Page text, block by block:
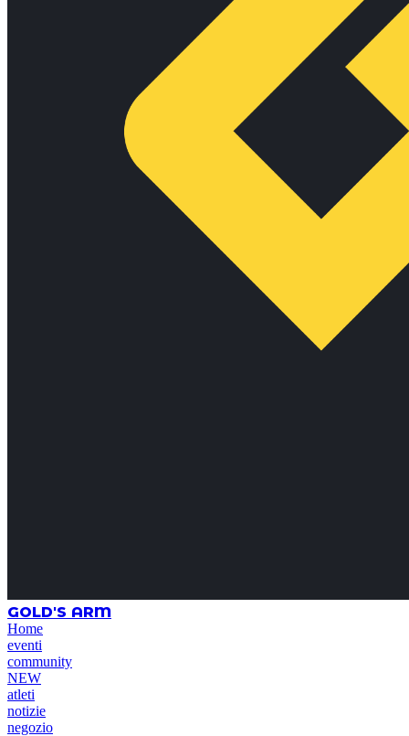
GOLD'S ARM
Home
eventi
community
NEW
atleti
notizie
negozio